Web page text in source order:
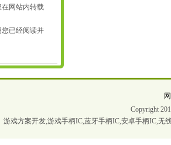
网站内转载
已经阅读并
Copyright
游戏方案开发,游戏手柄IC,蓝牙手柄IC,安卓手柄IC,无